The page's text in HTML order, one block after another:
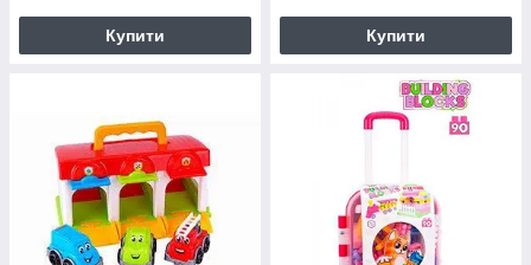
Купити Купити